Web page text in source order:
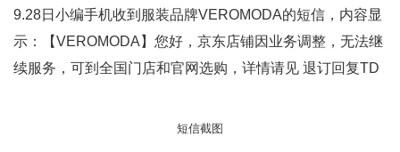
9.28日小编手机收到服装品牌VEROMODA的短信，内容显
示：【VEROMODA】您好，京东店铺因业务调整，无法继
续服务，可到全国门店和官网选购，详情请见 退订回复TD
短信截图